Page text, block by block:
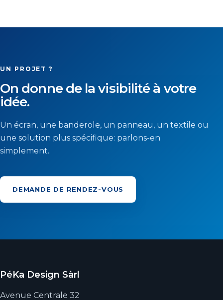
UN PROJET ?
On donne de la visibilité à votre
idée.
Un écran, une banderole, un panneau, un textile ou
une solution plus spécifique: parlons-en
simplement.
DEMANDE DE RENDEZ-VOUS
PéKa Design Sàrl
Avenue Centrale 32